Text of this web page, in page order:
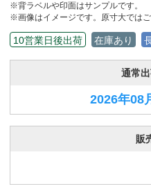
※背ラベルや印面はサンプルです。
※画像はイメージです。原寸大ではご
10営業日後出荷 在庫あり
通常
2026年08
販